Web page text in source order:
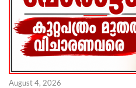
August 4, 2026